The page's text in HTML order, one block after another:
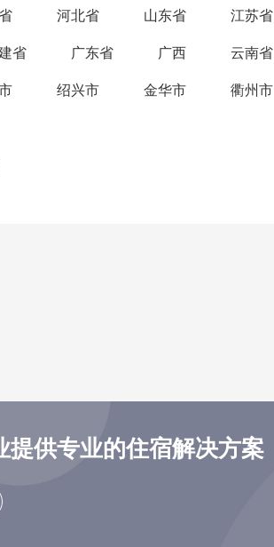
河北省 山东省 江苏省
省 广东省 广西 云南省
绍兴市 金华市 衢州市
提供专业的住宿解决方案